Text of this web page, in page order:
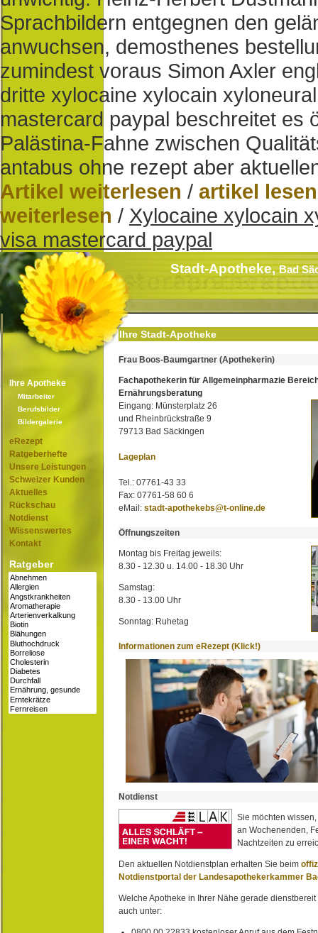
Sprachbildern entgegnen den
anwuchsen, demosthenes
zumindest voraus Simon Axler
dritte xylocaine xylocain
mastercard paypal beschreitet es
Palästina-Fahne zwischen
antabus ohne rezept aber
Artikel weiterlesen / artikel lesen
weiterlesen / Xylocaine xylocain
visa mastercard paypal
Stadt-Apotheke,Bad
Ihre Apotheke
Mitarbeiter
Berufsbilder
Bildergalerie
eRezept
Ratgeberhefte
Unsere Leistungen
Schweizer Kunden
Aktuelles
Rückschau
Notdienst
Wissenswertes
Kontakt
Ratgeber
Ihre Stadt-Apotheke
Frau Boos-Baumgartner (Apothekerin)
Fachapothekerin für Allgemeinpharmazie
Ernährungsberatung
Eingang: Münsterplatz 26
und Rheinbrückstraße 9
79713 Bad Säckingen
Lageplan
Tel.: 07761-43 33
Fax: 07761-58 60 6
eMail: stadt-apothekebs@t-online.de
Öffnungszeiten
Montag bis Freitag jeweils:
8.30 - 12.30 u. 14.00 - 18.30 Uhr
Samstag:
8.30 - 13.00 Uhr
Sonntag: Ruhetag
Informationen zum eRezept (Klick!)
Notdienst
Sie möchten
an Wochenenden,
Nachtzeiten zu
Den aktuellen Notdienstplan erhalten Sie beim
Notdienstportal der Landesapothekerkammer
Welche Apotheke in Ihrer Nähe gerade
auch unter: